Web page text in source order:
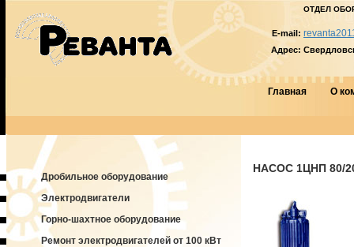
ОТДЕЛ
E-mail:
Адрес:
Главная О
Дробильное оборудование
Электродвигатели
Горно-шахтное оборудование
Ремонт электродвигателей от 100 кВт
НАСОС 1ЦНП 80/